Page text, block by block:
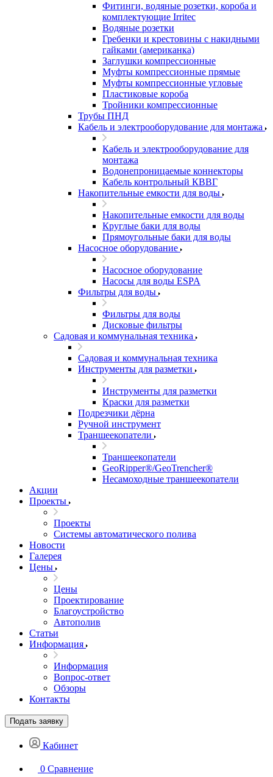
Фитинги, водяные розетки, короба и
комплектующие Irritec
Водяные розетки
Гребенки и крестовины с накидными
гайками (американка)
Заглушки компрессионные
Муфты компрессионные прямые
Муфты компрессионные угловые
Пластиковые короба
Тройники компрессионные
Трубы ПНД
Кабель и электрооборудование для монтажа
Кабель и электрооборудование для
монтажа
Водонепроницаемые коннекторы
Кабель контрольный КВВГ
Накопительные емкости для воды
Накопительные емкости для воды
Круглые баки для воды
Прямоугольные баки для воды
Насосное оборудование
Насосное оборудование
Насосы для воды ESPA
Фильтры для воды
Фильтры для воды
Дисковые фильтры
Садовая и коммунальная техника
Садовая и коммунальная техника
Инструменты для разметки
Инструменты для разметки
Краски для разметки
Подрезчики дёрна
Ручной инструмент
Траншеекопатели
Траншеекопатели
GeoRipper®/GeoTrencher®
Несамоходные траншеекопатели
Акции
Проекты
Проекты
Системы автоматического полива
Новости
Галерея
Цены
Цены
Проектирование
Благоустройство
Автополив
Статьи
Информация
Информация
Вопрос-ответ
Обзоры
Контакты
Подать заявку
Кабинет
0 Сравнение